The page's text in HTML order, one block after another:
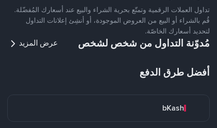
تداول العملات الرقمية وتمتّع بحرية الشراء والبيع عند أسعارك المُفضّلة.
قُم بالشراء أو البيع من العروض الموجودة، أو أنشِئ إعلانات التداول
لتحديد أسعارك الخاصّة.
مُدوّنة التداول من شخص لشخص عرض المزيد
أفضل طرق الدفع
bKash